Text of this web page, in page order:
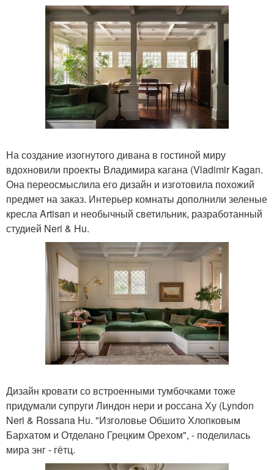
На создание изогнутого дивана в гостиной миру
вдохновили проекты Владимира кагана (Vladimir Kagan.
Она переосмыслила его дизайн и изготовила похожий
предмет на заказ. Интерьер комнаты дополнили зеленые
кресла Artisan и необычный светильник, разработанный
студией Neri & Hu.
Дизайн кровати со встроенными тумбочками тоже
придумали супруги Линдон нери и россана Ху (Lyndon
Neri & Rossana Hu. "Изголовье Обшито Хлопковым
Бархатом и Отделано Грецким Орехом", - поделилась
мира энг - гётц.